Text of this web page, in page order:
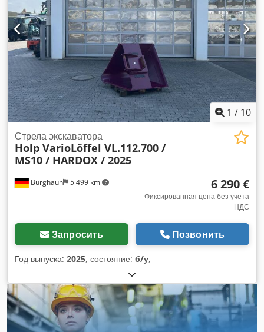
1 / 10
Burghaun 5 499 km
Стрела экскаватора
Holp VarioLöffel VL.112.700 /
MS10 / HARDOX / 2025
6 290 €
Фиксированная цена без учета
НДС
Запросить Позвонить
Год выпуска: 2025, состояние: б/у,